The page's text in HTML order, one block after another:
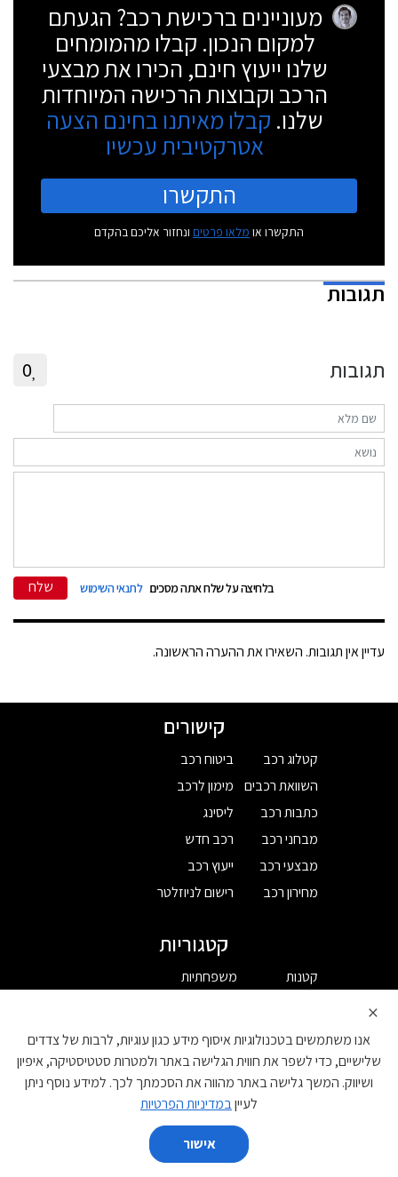
מעוניינים ברכישת רכב? הגעתם
למקום הנכון. קבלו מהמומחים
שלנו ייעוץ חינם, הכירו את מבצעי
הרכב וקבוצות הרכישה המיוחדות
שלנו. קבלו מאיתנו בחינם הצעה
אטרקטיבית עכשיו
התקשרו
התקשרו או מלאו פרטים ונחזור אליכם בהקדם
תגובות
תגובות 0
בלחיצה על שלח אתה מסכים לתנאי השימוש שלח
עדיין אין תגובות. השאירו את ההערה הראשונה.
קישורים
קטלוג רכב
השוואת רכבים
כתבות רכב
מבחני רכב
מבצעי רכב
מחירון רכב
ביטוח רכב
מימון לרכב
ליסינג
רכב חדש
ייעוץ רכב
רישום לניוזלטר
קטגוריות
קטנות
פנאי שטח
משפחתיות
מסחרי
יצרן
×
אנו משתמשים בטכנולוגיות איסוף מידע כגון עוגיות, לרבות של צדדים
שלישיים, כדי לשפר את חווית הגלישה באתר ולמטרות סטטיסטיקה, איפיון
ושיווק. המשך גלישה באתר מהווה את הסכמתך לכך. למידע נוסף ניתן
לעייןבמדיניות הפרטיות
אישור